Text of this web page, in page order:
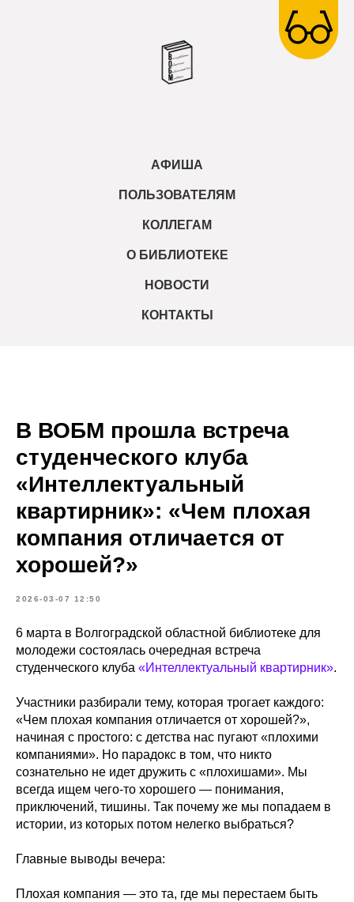
АФИША
ПОЛЬЗОВАТЕЛЯМ
КОЛЛЕГАМ
О БИБЛИОТЕКЕ
НОВОСТИ
КОНТАКТЫ
В ВОБМ прошла встреча
студенческого клуба
«Интеллектуальный
квартирник»: «Чем плохая
компания отличается от
хорошей?»
2026-03-07 12:50
6 марта в Волгоградской областной библиотеке для
молодежи состоялась очередная встреча
студенческого клуба «Интеллектуальный квартирник».
Участники разбирали тему, которая трогает каждого:
«Чем плохая компания отличается от хорошей?»,
начиная с простого: с детства нас пугают «плохими
компаниями». Но парадокс в том, что никто
сознательно не идет дружить с «плохишами». Мы
всегда ищем чего-то хорошего — понимания,
приключений, тишины. Так почему же мы попадаем в
истории, из которых потом нелегко выбраться?
Главные выводы вечера:
Плохая компания — это та, где мы перестаем быть